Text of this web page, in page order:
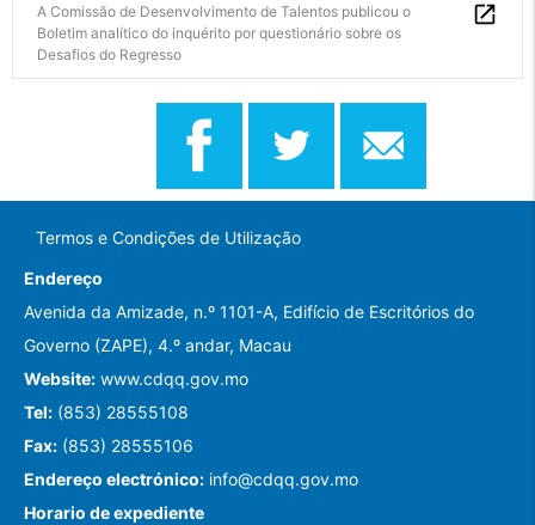
A Comissão de Desenvolvimento de Talentos publicou o
Boletim analítico do inquérito por questionário sobre os
Desafios do Regresso
Termos e Condições de Utilização
Endereço
Avenida da Amizade, n.º 1101-A, Edifício de Escritórios do
Governo (ZAPE), 4.º andar, Macau
Website: www.cdqq.gov.mo
Tel: (853) 28555108
Fax: (853) 28555106
Endereço electrónico: info@cdqq.gov.mo
Horario de expediente